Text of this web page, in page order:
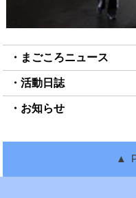
まごころニュース
活動日誌
お知らせ